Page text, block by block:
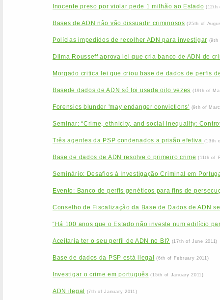
Inocente preso por violar pede 1 milhão ao Estado (12th
Bases de ADN não vão dissuadir criminosos (25th of
Polícias impedidos de recolher ADN para investigar (9th
Dilma Rousseff aprova lei que cria banco de ADN de
Morgado critica lei que criou base de dados de perfis
Basede dados de ADN só foi usada oito vezes (19th of
Forensics blunder 'may endanger convictions' (9th of
Seminar: “Crime, ethnicity, and social inequality:
Três agentes da PSP condenados a prisão efetiva (13th
Base de dados de ADN resolve o primeiro crime (11th of
Seminário: Desafios à Investigação Criminal em
Evento: Banco de perfis genéticos para fins de
Conselho de Fiscalização da Base de Dados de ADN
“Há 100 anos que o Estado não investe num edifício
Aceitaria ter o seu perfil de ADN no BI? (17th of June 2011)
Base de dados da PSP está ilegal (6th of February 2011)
Investigar o crime em português (15th of January 2011)
ADN ilegal (7th of January 2011)